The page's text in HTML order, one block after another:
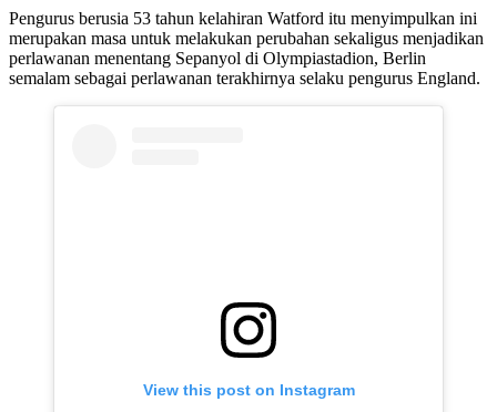
Pengurus berusia 53 tahun kelahiran Watford itu menyimpulkan ini
merupakan masa untuk melakukan perubahan sekaligus menjadikan
perlawanan menentang Sepanyol di Olympiastadion, Berlin
semalam sebagai perlawanan terakhirnya selaku pengurus England.
View this post on Instagram